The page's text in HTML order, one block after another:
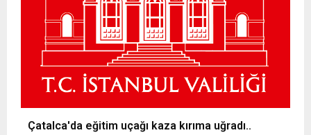
Çatalca'da eğitim uçağı kaza kırıma uğradı..